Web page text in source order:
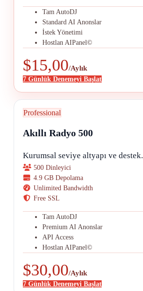
Tam AutoDJ
Standard AI Anonslar
İstek Yönetimi
Hostlan AIPanel©
$15,00/Aylık
7 Günlük Denemeyi Başlat
Professional
Akıllı Radyo 500
Kurumsal seviye altyapı ve destek.
500 Dinleyici
4.9 GB Depolama
Unlimited Bandwidth
Free SSL
Tam AutoDJ
Premium AI Anonslar
API Access
Hostlan AIPanel©
$30,00/Aylık
7 Günlük Denemeyi Başlat